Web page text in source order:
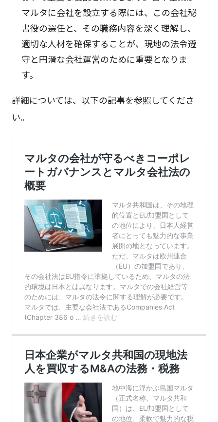
マルタに会社を設立する際には、この会社秘
書役の選任と、その職務内容を深く理解し、
適切な人材を確保することが、現地の法令遵
守と円滑な会社運営のために重要となりま
す。
詳細については、以下の記事を参照してくださ
い。